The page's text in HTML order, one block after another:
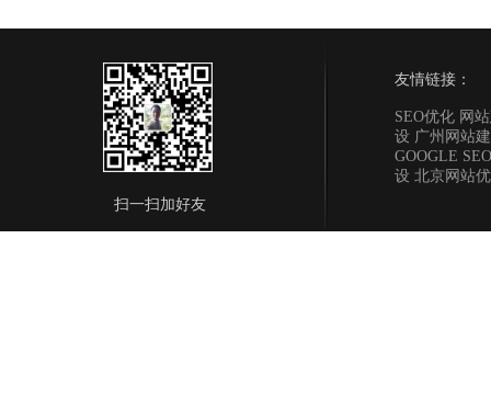
扫一扫加好友
友情链接：
SEO优化 网
设 广州网站
GOOGLE
设 北京网站